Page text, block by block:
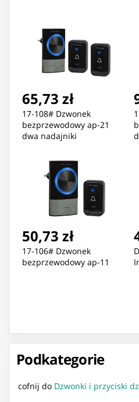
Podkategorie
cofnij do Dzwonki i przyciski
65,73 zł
17-108# Dzwonek
bezprzewodowy ap-21
dwa nadajniki
50,73 zł
17-106# Dzwonek
bezprzewodowy ap-11